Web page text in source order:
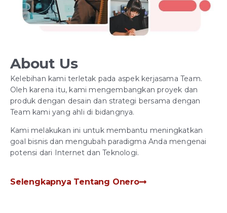
About Us
Kelebihan kami terletak pada aspek kerjasama Team.
Oleh karena itu, kami mengembangkan proyek dan
produk dengan desain dan strategi bersama dengan
Team kami yang ahli di bidangnya.
Kami melakukan ini untuk membantu meningkatkan
goal bisnis dan mengubah paradigma Anda mengenai
potensi dari Internet dan Teknologi.
Selengkapnya Tentang Onero